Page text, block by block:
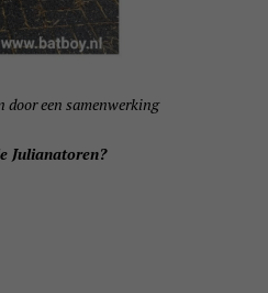
een samenwerking
Julianatoren?